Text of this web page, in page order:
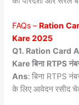
FAQs – Ration
Kare 2025
Q1. Ration Card
Kare बिना RTPS
Ans: बिना RTPS
के लिए आवेदन रसीद